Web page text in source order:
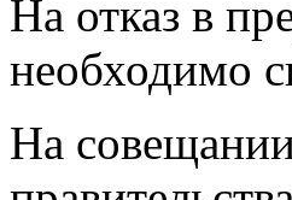
На отказ в
необходимо
На